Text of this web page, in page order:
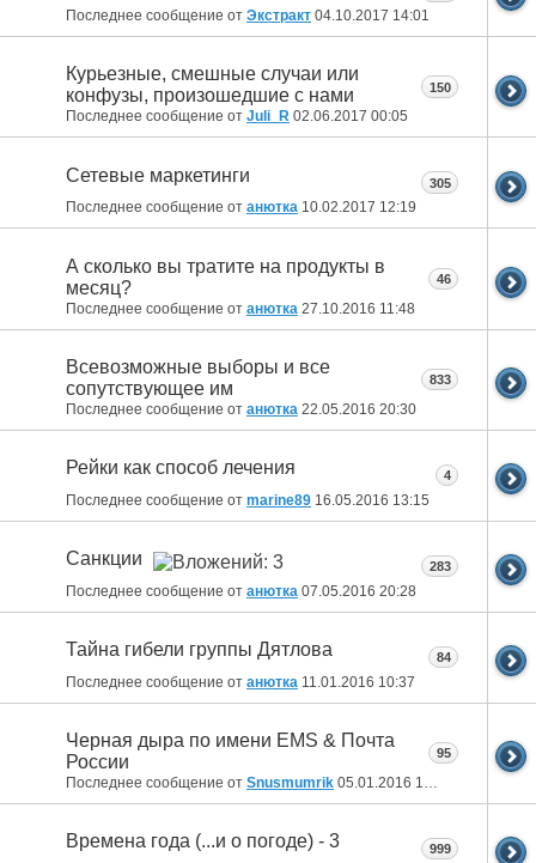
Последнее сообщение от Экстракт 04.10.2017 14:01
Курьезные, смешные случаи или
конфузы, произошедшие с нами
Последнее сообщение от Juli_R 02.06.2017 00:05
150
Сетевые маркетинги
Последнее сообщение от анютка 10.02.2017 12:19
305
А сколько вы тратите на продукты в
месяц?
Последнее сообщение от анютка 27.10.2016 11:48
46
Всевозможные выборы и все
сопутствующее им
Последнее сообщение от анютка 22.05.2016 20:30
833
Рейки как способ лечения
Последнее сообщение от marine89 16.05.2016 13:15
4
Санкции
Последнее сообщение от анютка 07.05.2016 20:28
283
Тайна гибели группы Дятлова
Последнее сообщение от анютка 11.01.2016 10:37
84
Черная дыра по имени EMS & Почта
России
Последнее сообщение от Snusmumrik 05.01.2016 18:26
95
Времена года (...и о погоде) - 3 999